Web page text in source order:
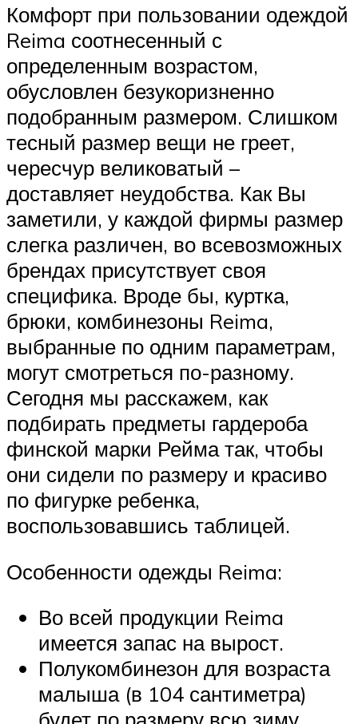
Комфорт при пользовании одеждой
Reima соотнесенный с
определенным возрастом,
обусловлен безукоризненно
подобранным размером. Слишком
тесный размер вещи не греет,
чересчур великоватый –
доставляет неудобства. Как Вы
заметили, у каждой фирмы размер
слегка различен, во всевозможных
брендах присутствует своя
специфика. Вроде бы, куртка,
брюки, комбинезоны Reima,
выбранные по одним параметрам,
могут смотреться по-разному.
Сегодня мы расскажем, как
подбирать предметы гардероба
финской марки Рейма так, чтобы
они сидели по размеру и красиво
по фигурке ребенка,
воспользовавшись таблицей.
Особенности одежды Reima:
Во всей продукции Reima
имеется запас на вырост.
Полукомбинезон для возраста
малыша (в 104 сантиметра)